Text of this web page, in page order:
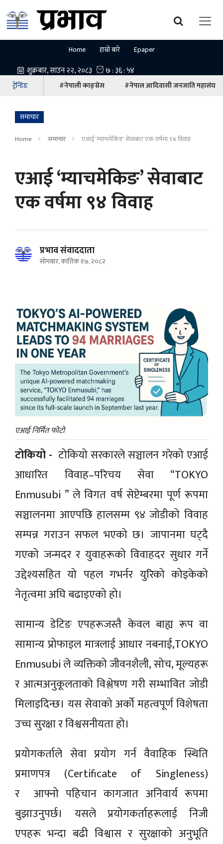
Home हाम्रो बारे Epaper
ट्रेन्डिङ #नेपाली काङ्ग्रेस #नेपाल आदिवासी जनजाति महासंघ
समाचार
Home समाचार एआई ‘म्याचमेकिङ’ सेवाबाट एक वर्षमा ९४ विवाह
एआई ‘म्याचमेकिङ’ सेवाबाट
एक वर्षमा ९४ विवाह
प्रभाव संवाददाता
सोमबार, कात्तिक १७, २०८२
एआई निर्मित फाेटाे
टोकियो - टोकियो सरकारले सञ्चालन गरेको एआई
आधारित विवाह–परिचय सेवा “TOKYO
Enmusubi ” ले विगत वर्ष सेप्टेम्बरमा पूर्ण रूपमा
सञ्चालनमा आएपछि हालसम्म ९४ जोडीको विवाह
सम्पन्न गराउन सफल भएको छ। जापानमा घट्दै
गएको जन्मदर र युवाहरूको विवाहदर सुधार गर्ने
उद्देश्यसहित यो पहल गभर्नर युरिको कोइकेको
नेतृत्वमा अघि बढाइएको हो।
सामान्य डेटिङ एपहरूजस्तै केवल बाह्य रूप वा
सामान्य प्रोफाइल मात्रलाई आधार नबनाई,TOKYO
Enmusubi ले व्यक्तिको जीवनशैली, सोच, मूल्यहरू
र आत्मअनुकूलताको विश्लेषण गरी सम्भावित जोडी
मिलाइदिन्छ। यस सेवाको अर्को महत्वपूर्ण विशेषता
उच्च सुरक्षा र विश्वसनीयता हो।
प्रयोगकर्ताले सेवा प्रयोग गर्न वैवाहिक स्थिति
प्रमाणपत्र (Certificate of Singleness)
र आफ्नो पहिचान कागजात अनिवार्य रूपमा
बुझाउनुपर्छ। यसले प्रयोगकर्ताहरूलाई निजी
एपहरू भन्दा बढी विश्वास र सुरक्षाको अनुभूति